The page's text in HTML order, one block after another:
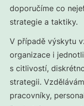
doporučíme co
strategie a taktiky.
V případě výskytu
organizace i
s citlivostí,
strategii.
pracovníky,